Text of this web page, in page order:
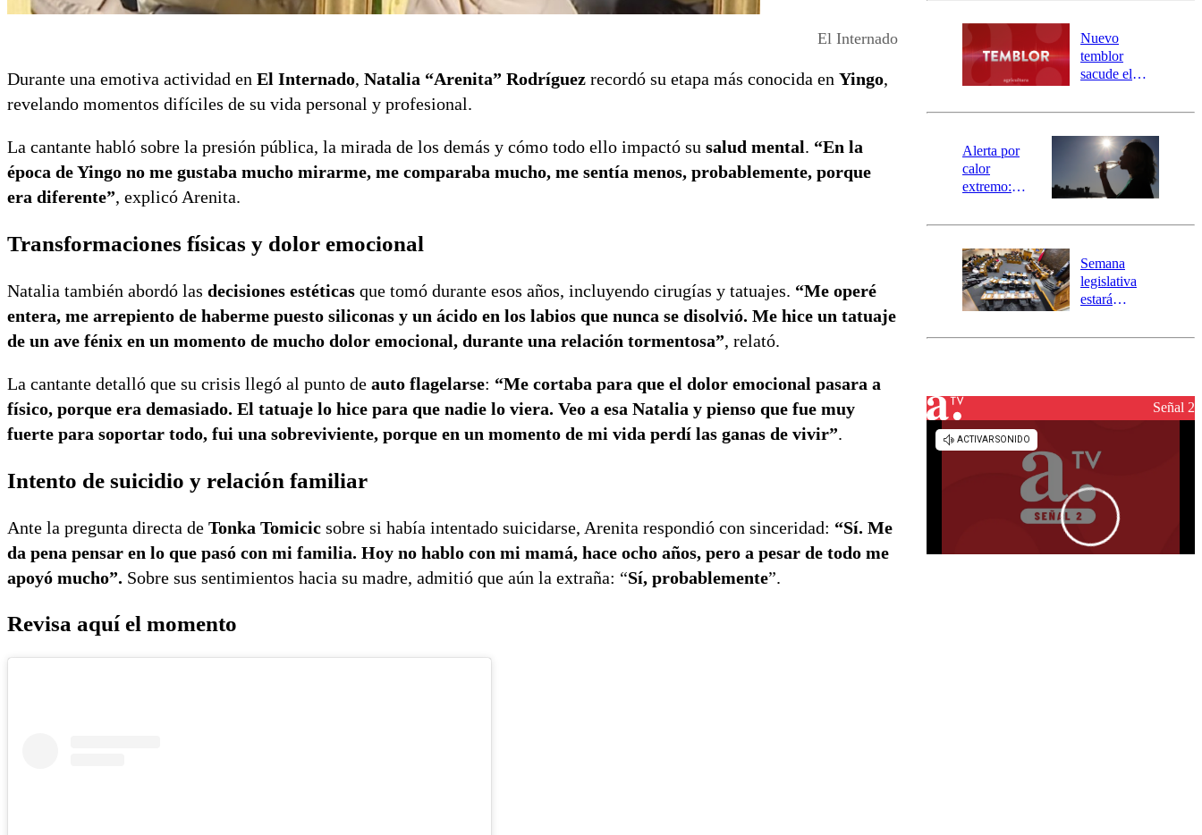
El Internado
Durante una emotiva actividad en El Internado, Natalia “Arenita” Rodríguez recordó su etapa más conocida en Yingo,
revelando momentos difíciles de su vida personal y profesional.
La cantante habló sobre la presión pública, la mirada de los demás y cómo todo ello impactó su salud mental. “En la
época de Yingo no me gustaba mucho mirarme, me comparaba mucho, me sentía menos, probablemente, porque
era diferente”, explicó Arenita.
Transformaciones físicas y dolor emocional
Natalia también abordó las decisiones estéticas que tomó durante esos años, incluyendo cirugías y tatuajes. “Me operé
entera, me arrepiento de haberme puesto siliconas y un ácido en los labios que nunca se disolvió. Me hice un tatuaje
de un ave fénix en un momento de mucho dolor emocional, durante una relación tormentosa”, relató.
La cantante detalló que su crisis llegó al punto de auto flagelarse: “Me cortaba para que el dolor emocional pasara a
físico, porque era demasiado. El tatuaje lo hice para que nadie lo viera. Veo a esa Natalia y pienso que fue muy
fuerte para soportar todo, fui una sobreviviente, porque en un momento de mi vida perdí las ganas de vivir”.
Intento de suicidio y relación familiar
Ante la pregunta directa de Tonka Tomicic sobre si había intentado suicidarse, Arenita respondió con sinceridad: “Sí. Me
da pena pensar en lo que pasó con mi familia. Hoy no hablo con mi mamá, hace ocho años, pero a pesar de todo me
apoyó mucho”. Sobre sus sentimientos hacia su madre, admitió que aún la extraña: “Sí, probablemente”.
Revisa aquí el momento
río Damas:
activa
mensajería
SAE
Nuevo
temblor
sacude el
revisa la
epicentro
Alerta por
calor
extremo:
activa Alerta
Preventiva en
tres comunas
Semana
legislativa
estará
el fin de la
reconstrucciónSeñal 2